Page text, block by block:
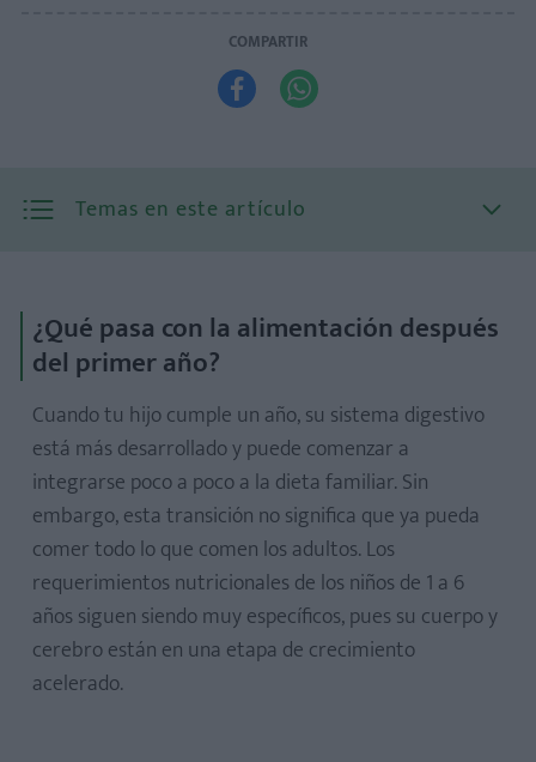
COMPARTIR
 
Temas en este artículo
Frutas y verduras
Proteínas
Cereales integrales
Lácteos fortificados
Grasas saludables
¿Qué pasa con la alimentación después
del primer año?
Cuando tu hijo cumple un año, su sistema digestivo
está más desarrollado y puede comenzar a
integrarse poco a poco a la dieta familiar. Sin
embargo, esta transición no significa que ya pueda
comer todo lo que comen los adultos. Los
requerimientos nutricionales de los niños de 1 a 6
años siguen siendo muy específicos, pues su cuerpo y
cerebro están en una etapa de crecimiento
acelerado.